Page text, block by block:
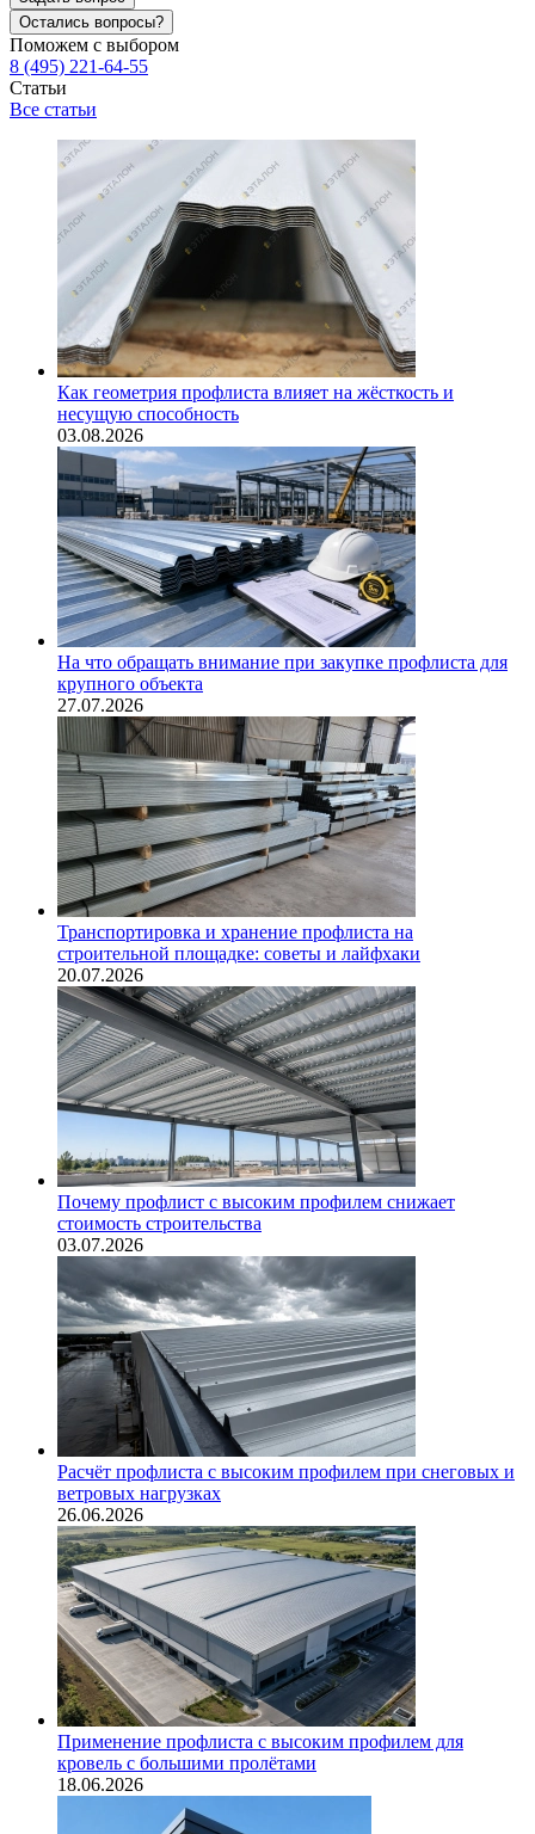
Остались вопросы?
Поможем с выбором
8 (495) 221-64-55
Статьи
Все статьи
Как геометрия профлиста влияет на жёсткость и
несущую способность
03.08.2026
На что обращать внимание при закупке профлиста для
крупного объекта
27.07.2026
Транспортировка и хранение профлиста на
строительной площадке: советы и лайфхаки
20.07.2026
Почему профлист с высоким профилем снижает
стоимость строительства
03.07.2026
Расчёт профлиста с высоким профилем при снеговых и
ветровых нагрузках
26.06.2026
Применение профлиста с высоким профилем для
кровель с большими пролётами
18.06.2026